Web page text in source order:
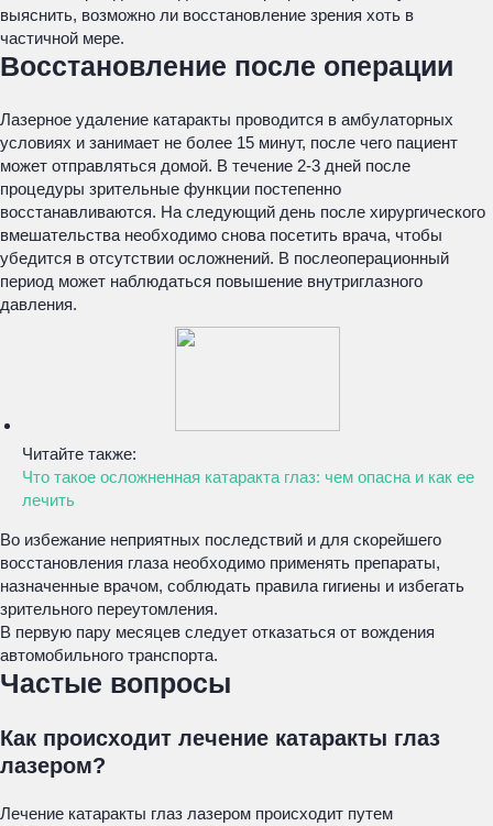
выяснить, возможно ли восстановление зрения хоть в
частичной мере.
Восстановление после операции
Лазерное удаление катаракты проводится в амбулаторных
условиях и занимает не более 15 минут, после чего пациент
может отправляться домой. В течение 2-3 дней после
процедуры зрительные функции постепенно
восстанавливаются. На следующий день после хирургического
вмешательства необходимо снова посетить врача, чтобы
убедится в отсутствии осложнений. В послеоперационный
период может наблюдаться повышение внутриглазного
давления.
Читайте также:
Что такое осложненная катаракта глаз: чем опасна и как ее
лечить
Во избежание неприятных последствий и для скорейшего
восстановления глаза необходимо применять препараты,
назначенные врачом, соблюдать правила гигиены и избегать
зрительного переутомления.
В первую пару месяцев следует отказаться от вождения
автомобильного транспорта.
Частые вопросы
Как происходит лечение катаракты глаз
лазером?
Лечение катаракты глаз лазером происходит путем